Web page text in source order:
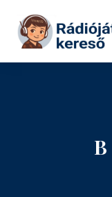
Tovább a